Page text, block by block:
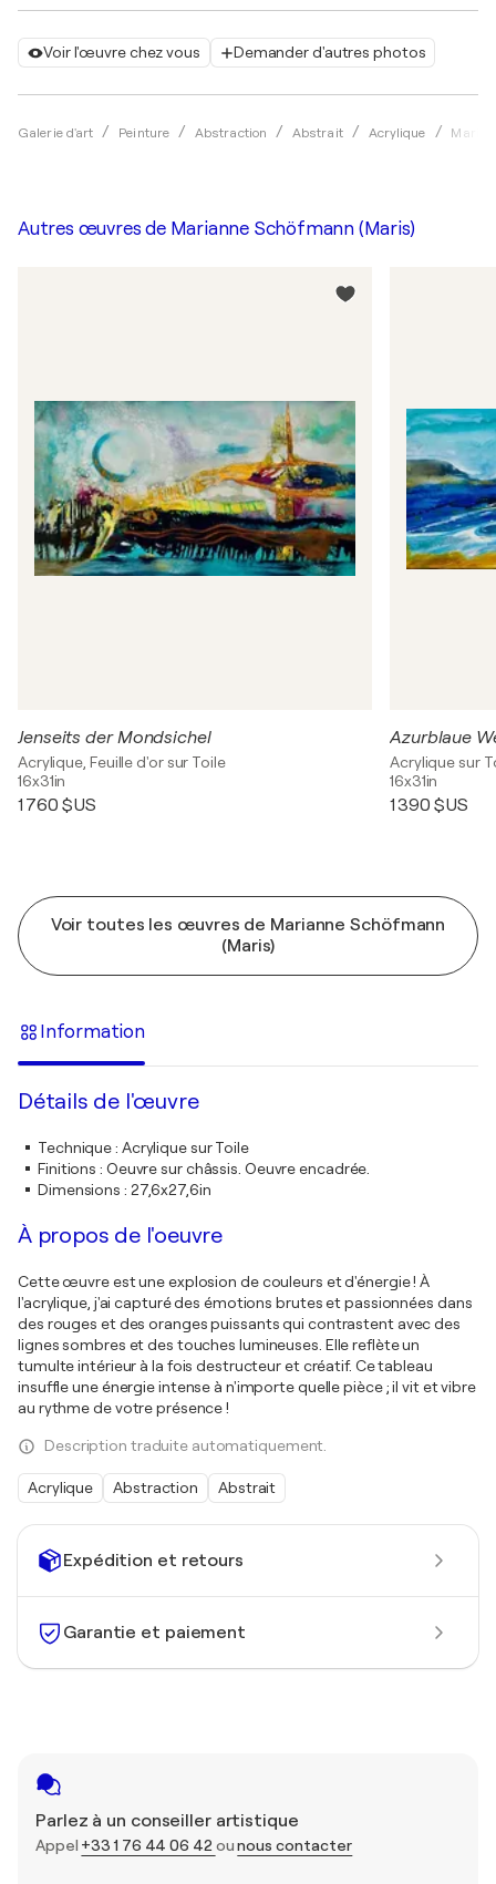
Voir l'œuvre chez vous Demander d'autres photos
Galerie d'art Peinture Abstraction Abstrait Acrylique
Expédition et retours
Garantie et paiement
Parlez à un conseiller artistique
Appel +33 1 76 44 06 42 ounous contacter
Autres œuvres de Marianne Schöfmann (Maris)
Jenseits der Mondsichel
Acrylique, Feuille d'or sur Toile
16x31in
1 760 $US
Azurblaue
Acrylique sur
16x31in
1 390 $US
Voir toutes les œuvres de Marianne Schöfmann
(Maris)
Information
Détails de l'œuvre
Technique: Acrylique sur Toile
Finitions : Oeuvre sur châssis. Oeuvre encadrée.
Dimensions : 27,6x27,6in
À propos de l'oeuvre
Cette œuvre est une explosion de couleurs et d'énergie ! À
l'acrylique, j'ai capturé des émotions brutes et passionnées dans
des rouges et des oranges puissants qui contrastent avec des
lignes sombres et des touches lumineuses. Elle reflète un
tumulte intérieur à la fois destructeur et créatif. Ce tableau
insuffle une énergie intense à n'importe quelle pièce ; il vit et vibre
au rythme de votre présence !
Description traduite automatiquement.
Acrylique Abstraction Abstrait